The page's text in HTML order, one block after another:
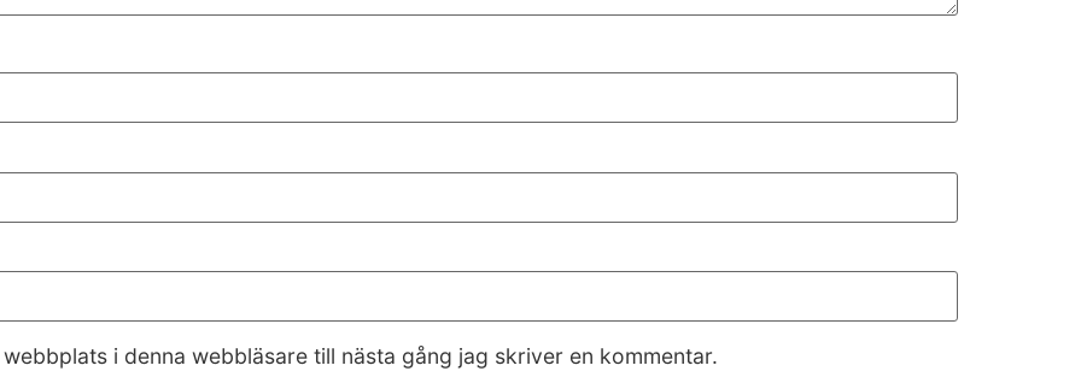
i denna webbläsare till nästa gång jag skriver en kommentar.